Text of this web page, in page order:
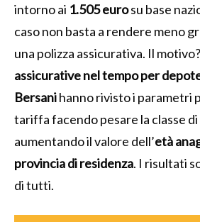
intorno ai 1.505 eurosu base
caso non basta a rendere meno
una polizza assicurativa. Il motivo?
assicurative nel tempo per
Bersanihanno rivisto i parametri
tariffa facendo pesare la classe
aumentando il valore dell’età
provincia di residenza. I risultati
di tutti.